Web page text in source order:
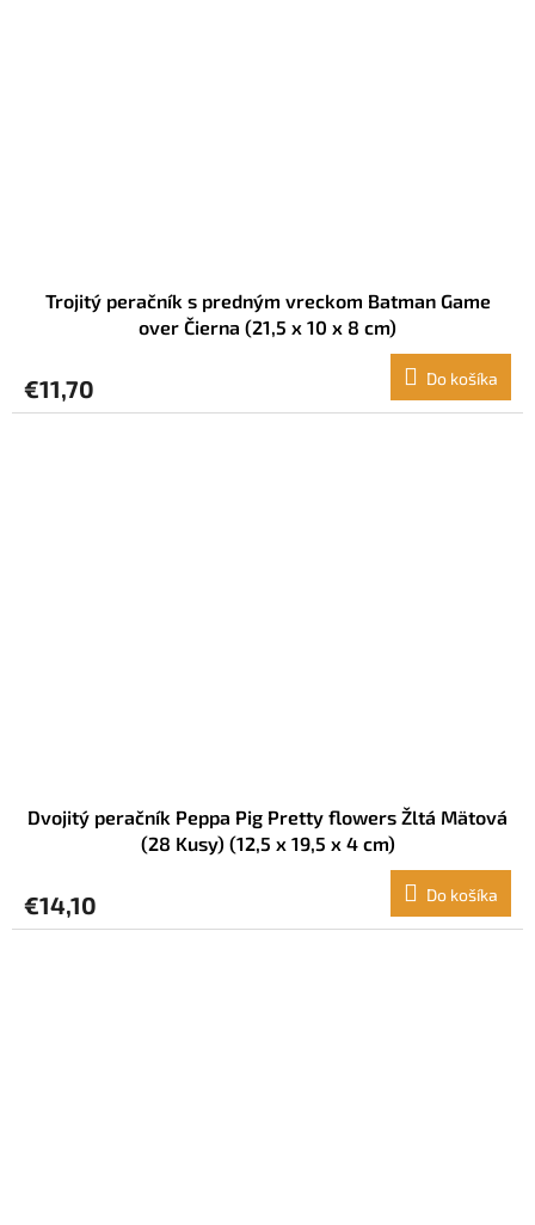
Trojitý peračník s predným vreckom Batman Game
over Čierna (21,5 x 10 x 8 cm)
€11,70 Do košíka
Dvojitý peračník Peppa Pig Pretty flowers Žltá Mätová
(28 Kusy) (12,5 x 19,5 x 4 cm)
€14,10 Do košíka